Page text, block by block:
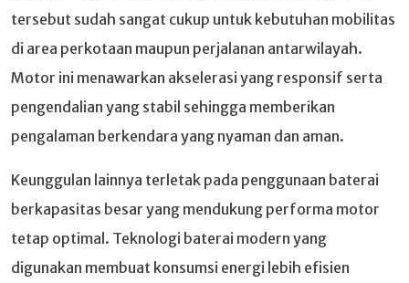
tersebut sudah sangat cukup untuk kebutuhan mobilitas
di area perkotaan maupun perjalanan antarwilayah.
Motor ini menawarkan akselerasi yang responsif serta
pengendalian yang stabil sehingga memberikan
pengalaman berkendara yang nyaman dan aman.
Keunggulan lainnya terletak pada penggunaan baterai
berkapasitas besar yang mendukung performa motor
tetap optimal. Teknologi baterai modern yang
digunakan membuat konsumsi energi lebih efisien